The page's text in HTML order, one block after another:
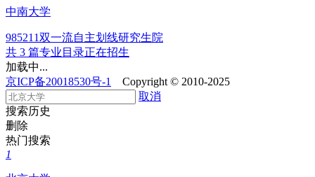
中南大学
985211双一流自主划线研究生院
共 3 篇专业目录正在招生
加载中...
京ICP备20018530号-1
Copyright © 2010-2025
取消
搜索历史
删除
热门搜索
1